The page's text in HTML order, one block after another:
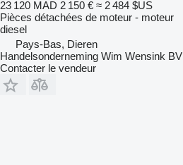
23 120 MAD 2 150 € ≈ 2 484 $US
Pièces détachées de moteur - moteur
diesel
Pays-Bas, Dieren
Handelsonderneming Wim Wensink BV
Contacter le vendeur